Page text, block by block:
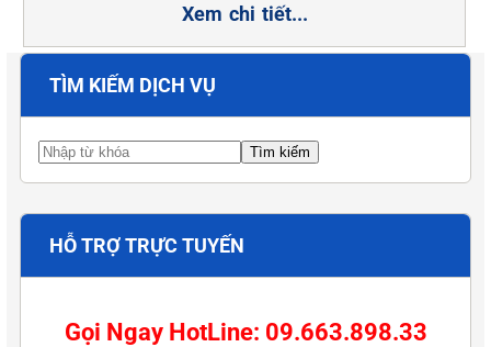
Xem chi tiết...
TÌM KIẾM DỊCH VỤ
HỖ TRỢ TRỰC TUYẾN
Gọi Ngay HotLine: 09.663.898.33